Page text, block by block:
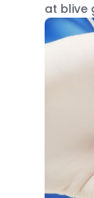
at blive